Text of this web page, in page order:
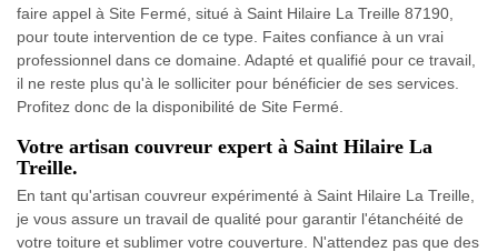
faire appel à Site Fermé, situé à Saint Hilaire La Treille 87190,
pour toute intervention de ce type. Faites confiance à un vrai
professionnel dans ce domaine. Adapté et qualifié pour ce travail,
il ne reste plus qu'à le solliciter pour bénéficier de ses services.
Profitez donc de la disponibilité de Site Fermé.
Votre artisan couvreur expert à Saint Hilaire La
Treille.
En tant qu'artisan couvreur expérimenté à Saint Hilaire La Treille,
je vous assure un travail de qualité pour garantir l'étanchéité de
votre toiture et sublimer votre couverture. N'attendez pas que des